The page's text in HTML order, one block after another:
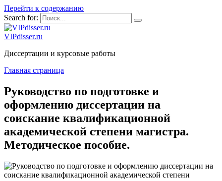
Перейти к содержанию
Search for:
VIPdisser.ru
Диссертации и курсовые работы
Главная страница
Руководство по подготовке и
оформлению диссертации на
соискание квалификационной
академической степени магистра.
Методическое пособие.